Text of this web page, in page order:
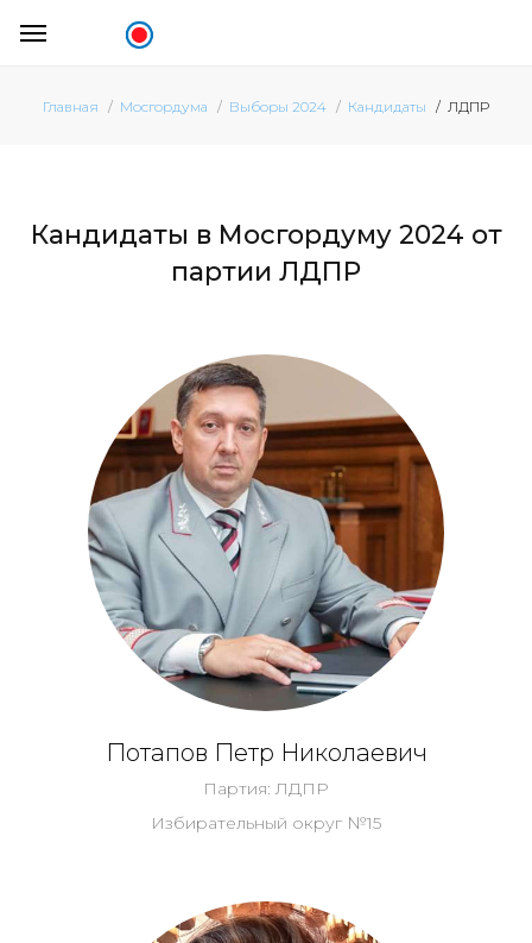
Главная Мосгордума Выборы 2024 Кандидаты ЛДПР
Кандидаты в Мосгордуму 2024 от
партии ЛДПР
Потапов Петр Николаевич
Партия: ЛДПР
Избирательный округ №15